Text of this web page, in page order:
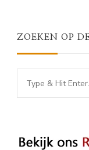
ZOEKEN OP
Looking
for